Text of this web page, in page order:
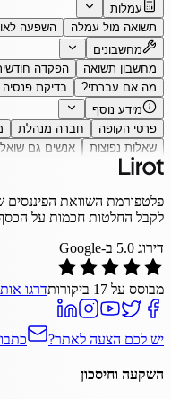
עמלות
תשואה מול עמלה
השפעה
מחשבונים
מחשבון תשואה
הפקדה
מה אם עברתי?
בדיקת פנסיה
מידע נוסף
פרטי הקופה
חברה מנהלת
שאלות נפוצות
אנשים גם
פלטפורמת השוואת
לקבל החלטות חכמות על
דירוג 5.0 ב-Google
מבוסס על 17 ביקורותדרגו
יש לכם הצעה לאתר?
השקעה וחיסכון